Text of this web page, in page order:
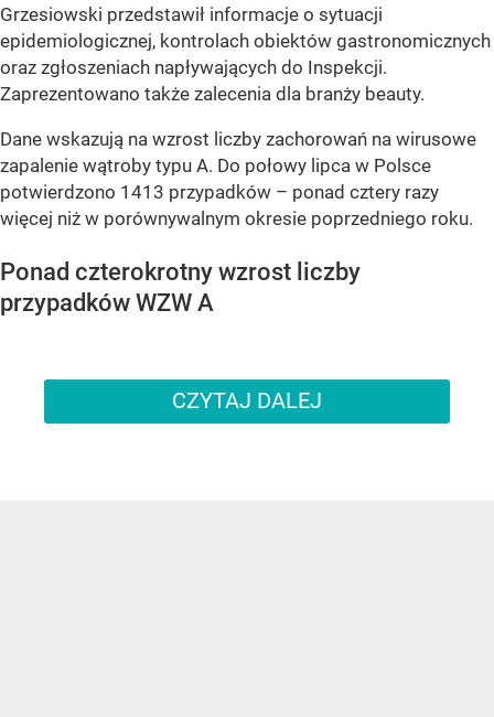
Grzesiowski przedstawił informacje o sytuacji
epidemiologicznej, kontrolach obiektów gastronomicznych
oraz zgłoszeniach napływających do Inspekcji.
Zaprezentowano także zalecenia dla branży beauty.
Dane wskazują na wzrost liczby zachorowań na wirusowe
zapalenie wątroby typu A. Do połowy lipca w Polsce
potwierdzono 1413 przypadków – ponad cztery razy
więcej niż w porównywalnym okresie poprzedniego roku.
Ponad czterokrotny wzrost liczby
przypadków WZW A
CZYTAJ DALEJ